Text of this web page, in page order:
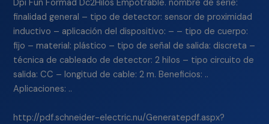
Dpi Fun Formad Dc2Hilos Empotrable. nombre de serie:
finalidad general – tipo de detector: sensor de proximidad
inductivo – aplicación del dispositivo: – – tipo de cuerpo:
fijo – material: plástico – tipo de señal de salida: discreta –
técnica de cableado de detector: 2 hilos – tipo circuito de
salida: CC – longitud de cable: 2 m. Beneficios: ..
Aplicaciones: ..
http://pdf.schneider-electric.nu/Generatepdf.aspx?